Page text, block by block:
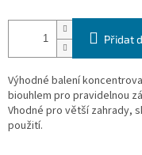
Přidat
Výhodné balení
biouhlem pro pravidelnou
Vhodné pro větší zahrady,
použití.